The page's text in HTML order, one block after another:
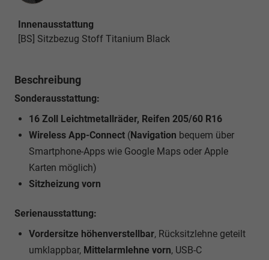
Innenausstattung
[BS] Sitzbezug Stoff Titanium Black
Beschreibung
Sonderausstattung:
16 Zoll Leichtmetallräder, Reifen 205/60 R16
Wireless App-Connect (Navigation bequem über
Smartphone-Apps wie Google Maps oder Apple
Karten möglich)
Sitzheizung vorn
Serienausstattung:
Vordersitze höhenverstellbar, Rücksitzlehne geteilt
umklappbar, Mittelarmlehne vorn, USB-C